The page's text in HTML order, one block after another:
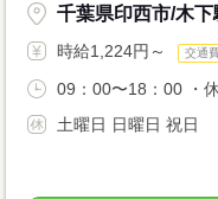
千葉県印西市/木下
時給1,224円～ 交通
09：00〜18：00 ・
土曜日 日曜日 祝日